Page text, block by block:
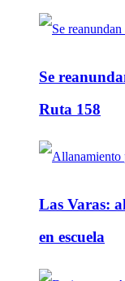
Se
Ruta 158
Las Varas:
en escuela